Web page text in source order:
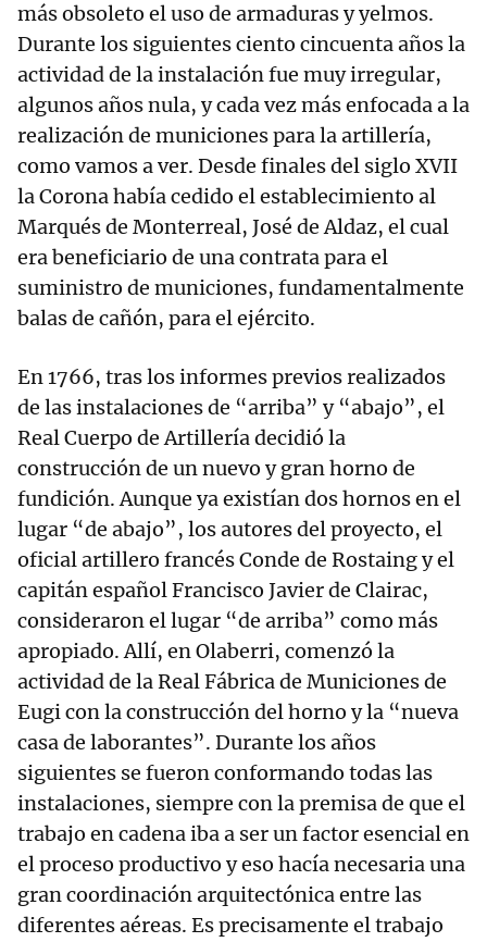
más obsoleto el uso de armaduras y yelmos.
Durante los siguientes ciento cincuenta años la
actividad de la instalación fue muy irregular,
algunos años nula, y cada vez más enfocada a la
realización de municiones para la artillería,
como vamos a ver. Desde finales del siglo XVII
la Corona había cedido el establecimiento al
Marqués de Monterreal, José de Aldaz, el cual
era beneficiario de una contrata para el
suministro de municiones, fundamentalmente
balas de cañón, para el ejército.
En 1766, tras los informes previos realizados
de las instalaciones de “arriba” y “abajo”, el
Real Cuerpo de Artillería decidió la
construcción de un nuevo y gran horno de
fundición. Aunque ya existían dos hornos en el
lugar “de abajo”, los autores del proyecto, el
oficial artillero francés Conde de Rostaing y el
capitán español Francisco Javier de Clairac,
consideraron el lugar “de arriba” como más
apropiado. Allí, en Olaberri, comenzó la
actividad de la Real Fábrica de Municiones de
Eugi con la construcción del horno y la “nueva
casa de laborantes”. Durante los años
siguientes se fueron conformando todas las
instalaciones, siempre con la premisa de que el
trabajo en cadena iba a ser un factor esencial en
el proceso productivo y eso hacía necesaria una
gran coordinación arquitectónica entre las
diferentes aéreas. Es precisamente el trabajo